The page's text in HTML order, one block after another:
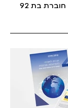
ואפורים. התוצר הסופי: חוברת בת 92